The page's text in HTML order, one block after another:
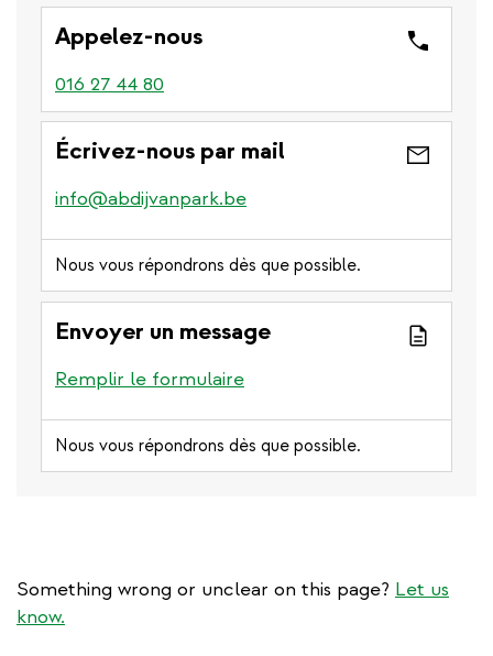
Appelez-nous
016 27 44 80
Écrivez-nous par mail
info@abdijvanpark.be
Nous vous répondrons dès que possible.
Envoyer un message
Remplir le formulaire
Nous vous répondrons dès que possible.
Something wrong or unclear on this page? Let us
know.